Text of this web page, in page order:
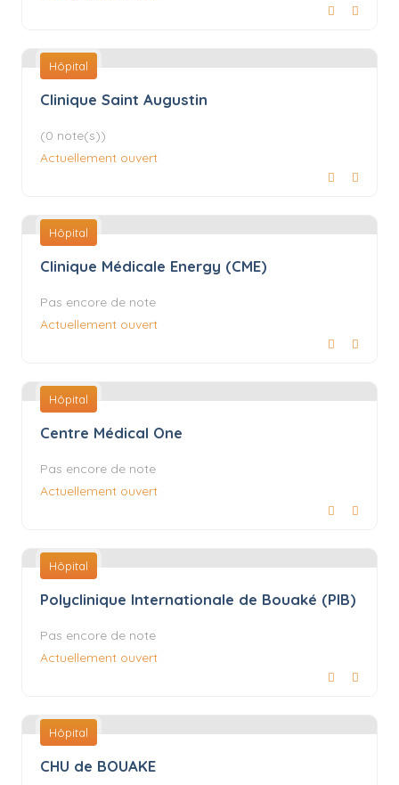
Hôpital
Clinique Saint Augustin
(0 note(s))
Actuellement ouvert
Hôpital
Clinique Médicale Energy (CME)
Pas encore de note
Actuellement ouvert
Hôpital
Centre Médical One
Pas encore de note
Actuellement ouvert
Hôpital
Polyclinique Internationale de Bouaké (PIB)
Pas encore de note
Actuellement ouvert
Hôpital
CHU de BOUAKE